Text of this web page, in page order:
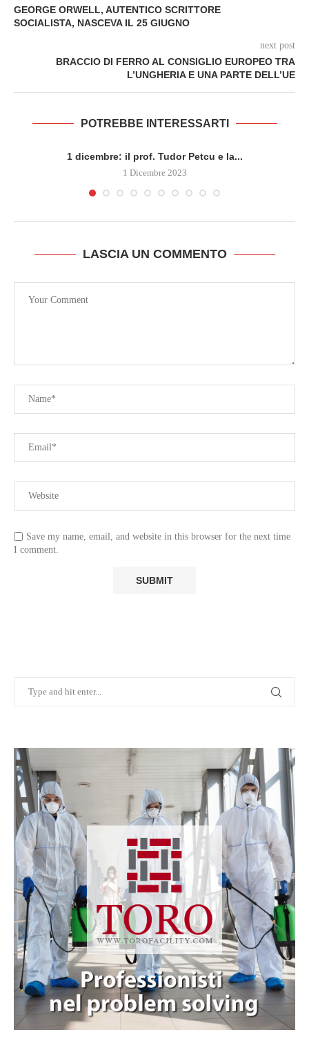
GEORGE ORWELL, AUTENTICO SCRITTORE
SOCIALISTA, NASCEVA IL 25 GIUGNO
next post
BRACCIO DI FERRO AL CONSIGLIO EUROPEO TRA
L’UNGHERIA E UNA PARTE DELL’UE
POTREBBE INTERESSARTI
1 dicembre: il prof. Tudor Petcu e la...
1 Dicembre 2023
LASCIA UN COMMENTO
Save my name, email, and website in this browser for the next time
I comment.